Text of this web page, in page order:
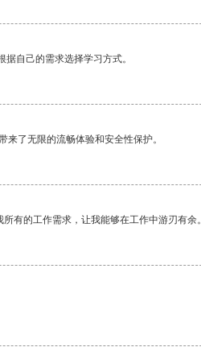
自己的需求选择学习方式。
了无限的流畅体验和安全性保护。
有的工作需求，让我能够在工作中游刃有余。